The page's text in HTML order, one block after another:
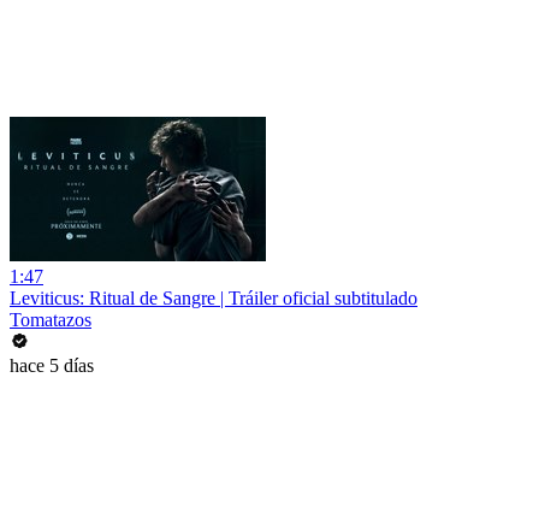
1:47
Leviticus: Ritual de Sangre | Tráiler oficial subtitulado
Tomatazos
hace 5 días